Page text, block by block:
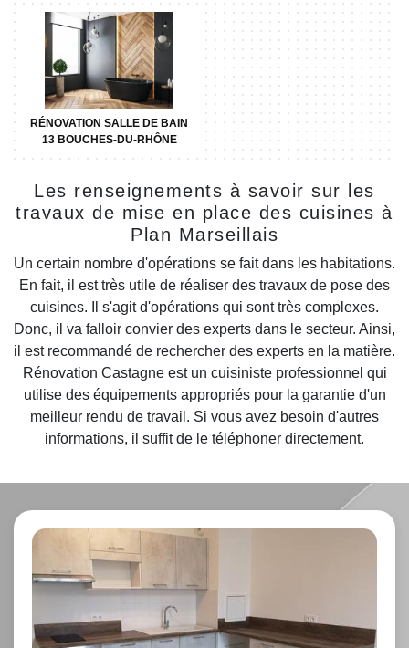
RÉNOVATION SALLE DE BAIN
13 BOUCHES-DU-RHÔNE
Les renseignements à savoir sur les
travaux de mise en place des cuisines à
Plan Marseillais
Un certain nombre d'opérations se fait dans les habitations.
En fait, il est très utile de réaliser des travaux de pose des
cuisines. Il s'agit d'opérations qui sont très complexes.
Donc, il va falloir convier des experts dans le secteur. Ainsi,
il est recommandé de rechercher des experts en la matière.
Rénovation Castagne est un cuisiniste professionnel qui
utilise des équipements appropriés pour la garantie d'un
meilleur rendu de travail. Si vous avez besoin d'autres
informations, il suffit de le téléphoner directement.